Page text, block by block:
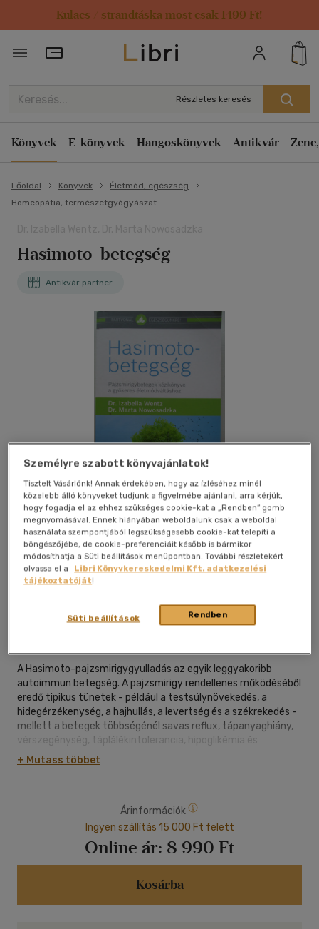
Kulacs / strandtáska most csak 1499 Ft!
Törzsvásárlói Kártya adatai
Részletes keresés
Könyvek E-könyvek Hangoskönyvek Antikvár
Főoldal Könyvek
Életmód, egészség
Homeopátia, természetgyógyászat
Hasimoto-betegség
Antikvár partner
Kívánságlistához adom Megosztom
|papír / puha kötés|368 oldal
A Hasimoto-pajzsmirigygyulladás az egyik leggyakoribb
autoimmun betegség. A pajzsmirigy rendellenes működéséből
eredő tipikus tünetek - például a testsúlynövekedés, a
hidegérzékenység, a hajhullás, a levertség és a székrekedés -
mellett a betegek többségénél savas reflux, tápanyaghiány,
vérszegénység, táplálékintolerancia, hipoglikémia és
fogínyproblémák lépnek fel, illetve megnő a bélfal
átjárhatósága. Mi zajlik valójában a Hasimoto-betegség és
káros körfolyamat veszi kezdetét, amely önmagát erősíti, és
egyre súlyosabb és súlyosabb károkat okoz. Ez a könyv olyan
életmódbeli változásokat ismertet, amelyek lépésről lépésre
lebontják a Hasimoto-kór káros mechanizmusait. Izabella
Wentz maga is végigjárta a Hasimoto-betegség nehéz útját,
és gyógyszerészként úttörőnek számító életmódbeli
+ Mutass többet
Árinformációk
Ingyen szállítás 15 000 Ft felett
Online ár: 8 990 Ft
Kosárba
Személyre szabott könyvajánlatok!
Tisztelt Vásárlónk! Annak érdekében, hogy az ízléséhez minél
közelebb álló könyveket tudjunk a figyelmébe ajánlani, arra kérjük,
hogy fogadja el az ehhez szükséges cookie-kat a „Rendben” gomb
megnyomásával. Ennek hiányában weboldalunk csak a weboldal
használata szempontjából legszükségesebb cookie-kat telepíti a
böngészőjébe, de cookie-preferenciáit később is bármikor
módosíthatja a Süti beállítások menüpontban. További részletekért
olvassa el a
Libri Könyvkereskedelmi Kft. adatkezelési
tájékoztatóját!
Rendben
Süti beállítások